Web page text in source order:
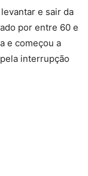
e sair da
por entre 60 e
e começou a
interrupção